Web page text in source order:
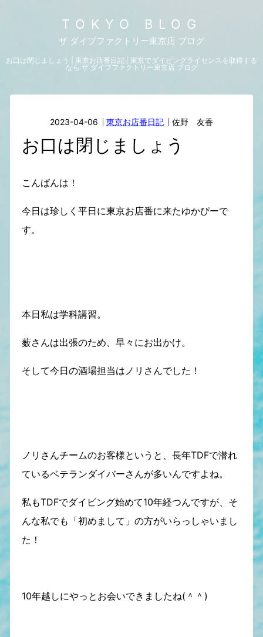
TOKYO BLOG
ザ ダイブファクトリー東京店 ブログ
お口は閉じましょう | 東京お店番日記 | 東京でダイビングライセンスを取得する
なら ザ ダイブファクトリー東京店 ブログ
2023-04-06 東京お店番日記 佐野 友香
お口は閉じましょう
こんばんは！
今日は珍しく平日に東京お店番に来たゆかぴーで
す。
本日私は学科講習。
薮さんは出張のため、早々にお出かけ。
そして今日の酒場担当はノリさんでした！
ノリさんチームのお客様というと、長年TDFで潜れ
ているベテランダイバーさんが多いんですよね。
私もTDFでダイビング始めて10年経つんですが、そ
んな私でも「初めまして」の方がいらっしゃいまし
た！
10年越しにやっとお会いできましたね(＾＾)